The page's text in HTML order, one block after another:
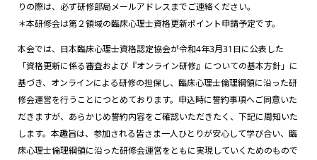
りの際は、必ず研修部局メールアドレスまでご連絡ください。
＊本研修会は第２領域の臨床心理士資格更新ポイント申請予定です。
本会では、日本臨床心理士資格認定協会が令和4年3月31日に公表した
「資格更新に係る審査および『オンライン研修』についての基本方針」に
基づき、オンラインによる研修の担保し、臨床心理士倫理綱領に沿った研
修会運営を行うことにつとめております。申込時に誓約事項へご同意いた
だきますが、あらかじめ誓約内容をご確認いただきたく、下記に周知いた
します。本趣旨は、参加される皆さま一人ひとりが安心して学び合い、臨
床心理士倫理綱領に沿った研修会運営をともに実現していくためのもので